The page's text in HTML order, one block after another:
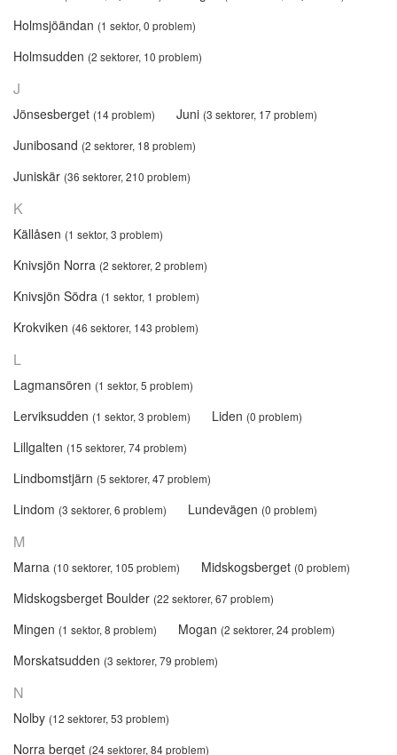
Holmsjöändan (1 sektor, 0 problem)
Holmsudden (2 sektorer, 10 problem)
J
Jönsesberget (14 problem) Juni (3 sektorer, 17 problem)
Junibosand (2 sektorer, 18 problem)
Juniskär (36 sektorer, 210 problem)
K
Källåsen (1 sektor, 3 problem)
Knivsjön Norra (2 sektorer, 2 problem)
Knivsjön Södra (1 sektor, 1 problem)
Krokviken (46 sektorer, 143 problem)
L
Lagmansören (1 sektor, 5 problem)
Lerviksudden (1 sektor, 3 problem) Liden (0 problem)
Lillgalten (15 sektorer, 74 problem)
Lindbomstjärn (5 sektorer, 47 problem)
Lindom (3 sektorer, 6 problem) Lundevägen (0 problem)
M
Marna (10 sektorer, 105 problem) Midskogsberget (0 problem)
Midskogsberget Boulder (22 sektorer, 67 problem)
Mingen (1 sektor, 8 problem) Mogan (2 sektorer, 24 problem)
Morskatsudden (3 sektorer, 79 problem)
N
Nolby (12 sektorer, 53 problem)
Norra berget (24 sektorer, 84 problem)